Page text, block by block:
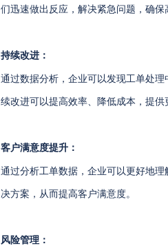
们迅速做出反应，解决紧急问题，确保
持续改进：
通过数据分析，企业可以发现工单处
续改进可以提高效率、降低成本，提供
客户满意度提升：
通过分析工单数据，企业可以更好地
决方案，从而提高客户满意度。
风险管理：